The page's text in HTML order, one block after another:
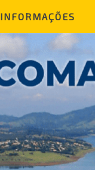
INFORMAÇÕES